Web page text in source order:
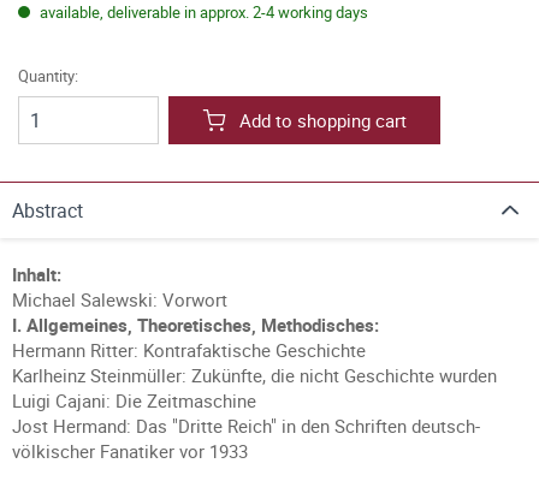
available, deliverable in approx. 2-4 working days
Quantity:
Add to shopping cart
Abstract
Inhalt:
Michael Salewski: Vorwort
I. Allgemeines, Theoretisches, Methodisches:
Hermann Ritter: Kontrafaktische Geschichte
Karlheinz Steinmüller: Zukünfte, die nicht Geschichte wurden
Luigi Cajani: Die Zeitmaschine
Jost Hermand: Das "Dritte Reich" in den Schriften deutsch-
völkischer Fanatiker vor 1933